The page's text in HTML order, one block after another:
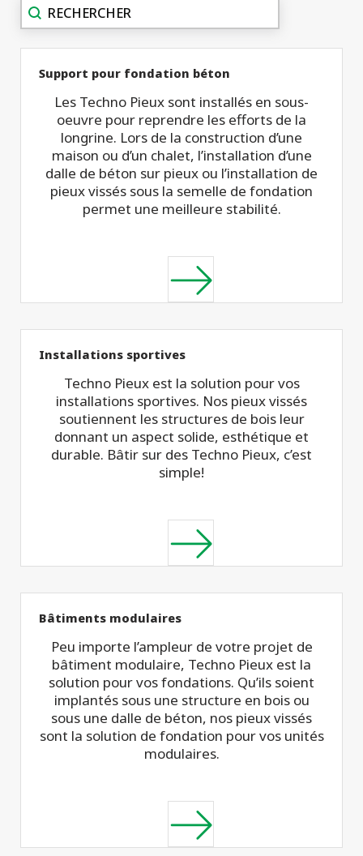
commerciaux
Recherche
Search content
Support pour fondation béton
Les Techno Pieux sont installés en sous-
oeuvre pour reprendre les efforts de la
longrine. Lors de la construction d’une
maison ou d’un chalet, l’installation d’une
dalle de béton sur pieux ou l’installation de
pieux vissés sous la semelle de fondation
permet une meilleure stabilité.
Installations sportives
Techno Pieux est la solution pour vos
installations sportives. Nos pieux vissés
soutiennent les structures de bois leur
donnant un aspect solide, esthétique et
durable. Bâtir sur des Techno Pieux, c’est
simple!
Bâtiments modulaires
Peu importe l’ampleur de votre projet de
bâtiment modulaire, Techno Pieux est la
solution pour vos fondations. Qu’ils soient
implantés sous une structure en bois ou
sous une dalle de béton, nos pieux vissés
sont la solution de fondation pour vos unités
modulaires.